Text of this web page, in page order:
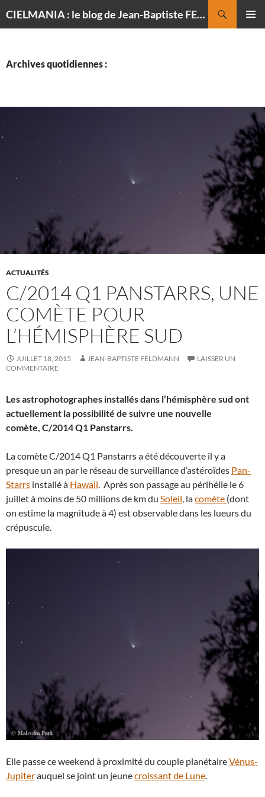
CIELMANIA : le blog de Jean-Baptiste FELDMANN, photographe du ciel
Archives quotidiennes :
ACTUALITÉS
C/2014 Q1 PANSTARRS, UNE
COMÈTE POUR
L’HÉMISPHÈRE SUD
JUILLET 18, 2015 JEAN-BAPTISTE FELDMANN
LAISSER UN
COMMENTAIRE
Les astrophotographes installés dans l’hémisphère sud ont
actuellement la possibilité de suivre une nouvelle
comète, C/2014 Q1 Panstarrs.
La comète C/2014 Q1 Panstarrs a été découverte il y a
presque un an par le réseau de surveillance d’astéroïdes Pan-
Starrs installé à Hawaii. Après son passage au périhélie le 6
juillet à moins de 50 millions de km du Soleil, lacomète (dont
on estime la magnitude à 4) est observable dans les lueurs du
crépuscule.
Elle passe ce weekend à proximité du couple planétaireVénus-
Jupiterauquel se joint un jeunecroissant de Lune.